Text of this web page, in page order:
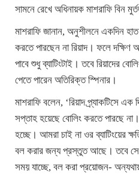
সামনে রেখে অধিনায়ক মাশরাফি বিন
মাশরাফি জানান, অনুশীলনে একদিন
করতে পারছেন না রিয়াদ। ফলে দক্ষিণ
পাবে শুধু ব্যাটিংটাই। তবে রিয়াদের
পেতে পারেন অতিরিক্ত স্পিনার।
মাশরাফি বলেন, ‘রিয়াদ প্র্যাকটিসে
সপ্তাহ হয়েছে বোলিং করতে পারছে
হচ্ছে। আমরা চাই না ওর ব্যাটিংয়ের
বল করার জন্য প্রস্তুত আছে। তবে সে
সময় যাচ্ছে, বল করা প্রয়োজন-